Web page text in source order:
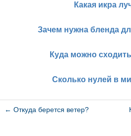
Какая икра
Зачем нужна бленда
Куда можно
Сколько нулей в
← Откуда берется ветер?